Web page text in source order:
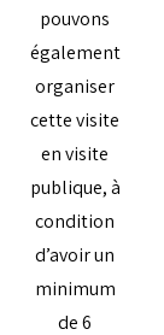
pouvons
également
organiser
cette visite
en visite
publique, à
condition
d’avoir un
minimum
de 6